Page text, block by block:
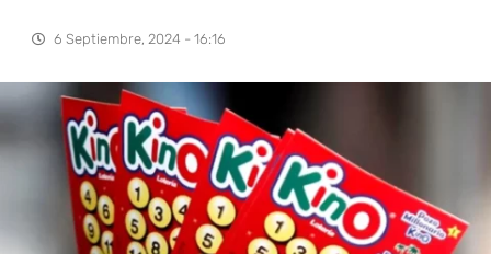
6 Septiembre, 2024 - 16:16